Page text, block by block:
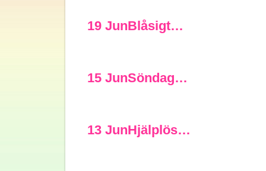
19 JunBlåsigt…
15 JunSöndag…
13 JunHjälplös…